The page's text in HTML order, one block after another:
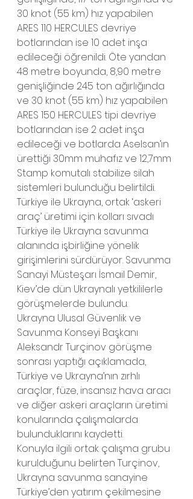
30 knot (55 km) hız yapabilen
ARES 110 HERCULES devriye
botlarından ise 10 adet inşa
edileceği öğrenildi. Öte yandan
48 metre boyunda, 8,90 metre
genişliğinde 245 ton ağırlığında
ve 30 knot (55 km) hız yapabilen
ARES 150 HERCULES tipi devriye
botlarından ise 2 adet inşa
edileceği ve botlarda Aselsan’ın
ürettiği 30mm muhafız ve 12,7mm
Stamp komutalı stabilize silah
sistemleri bulunduğu belirtildi.
Türkiye ile Ukrayna, ortak ‘askeri
araç’ üretimi için kolları sıvadı
Türkiye ile Ukrayna savunma
alanında işbirliğine yönelik
girişimlerini sürdürüyor. Savunma
Sanayi Müsteşarı İsmail Demir,
Kiev’de dün Ukraynalı yetkililerle
görüşmelerde bulundu.
Ukrayna Ulusal Güvenlik ve
Savunma Konseyi Başkanı
Aleksandr Turçinov görüşme
sonrası yaptığı açıklamada,
Türkiye ve Ukrayna’nın zırhlı
araçlar, füze, insansız hava aracı
ve diğer askeri araçların üretimi
konularında çalışmalarda
bulunduklarını kaydetti.
Konuyla ilgili ortak çalışma grubu
kurulduğunu belirten Turçinov,
Ukrayna savunma sanayine
Türkiye’den yatırım çekilmesine